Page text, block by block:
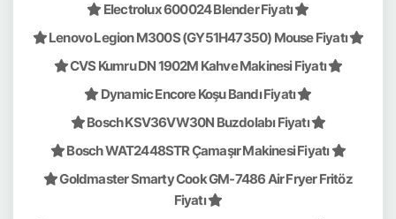
Electrolux 600024 Blender Fiyatı
Lenovo Legion M300S (GY51H47350) Mouse Fiyatı
CVS Kumru DN 1902M Kahve Makinesi Fiyatı
Dynamic Encore Koşu Bandı Fiyatı
Bosch KSV36VW30N Buzdolabı Fiyatı
Bosch WAT2448STR Çamaşır Makinesi Fiyatı
Goldmaster Smarty Cook GM-7486 Air Fryer Fritöz
Fiyatı